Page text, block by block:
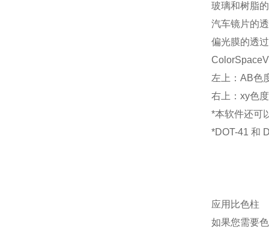
玻璃和树脂
汽车镜片的
偏光膜的透
左上：AB色
右上：xy色
*本软件还可
*DOT-41 和
应用比色柱
如果您需要